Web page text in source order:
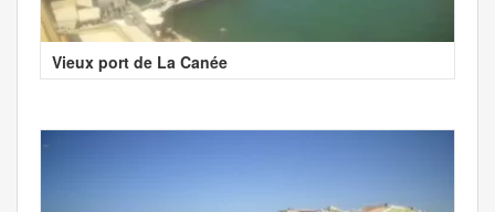
Vieux port de La Canée